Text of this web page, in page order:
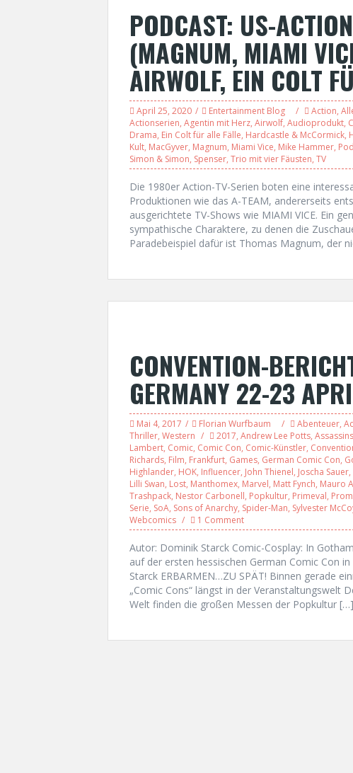
PODCAST: US-
(MAGNUM, MIAMI
AIRWOLF, EIN COLT
April 25, 2020 Entertainment Blog Action,
Actionserien, Agentin mit Herz, Airwolf, Audioprodukt,
Drama, Ein Colt für alle Fälle, Hardcastle & McCormick,
Kult, MacGyver, Magnum, Miami Vice, Mike Hammer,
Simon & Simon, Spenser, Trio mit vier Fäusten, TV
Die 1980er Action-TV-Serien boten eine
Produktionen wie das A-TEAM, andererseits
ausgerichtete TV-Shows wie MIAMI VICE. Ein
sympathische Charaktere, zu denen die
Paradebeispiel dafür ist Thomas Magnum, der
CONVENTION-
GERMANY 22-23
Mai 4, 2017 Florian Wurfbaum Abenteuer,
Thriller, Western 2017, Andrew Lee Potts,
Lambert, Comic, Comic Con, Comic-Künstler,
Richards, Film, Frankfurt, Games, German Comic Con,
Highlander, HOK, Influencer, John Thienel, Joscha Sauer,
Lilli Swan, Lost, Manthomex, Marvel, Matt Fynch, Mauro
Trashpack, Nestor Carbonell, Popkultur, Primeval,
Serie, SoA, Sons of Anarchy, Spider-Man, Sylvester
Webcomics
1 Comment
Autor: Dominik Starck Comic-Cosplay: In
auf der ersten hessischen German Comic Con
Starck ERBARMEN…ZU SPÄT! Binnen gerade
„Comic Cons“ längst in der Veranstaltungswelt
Welt finden die großen Messen der Popkultur […]